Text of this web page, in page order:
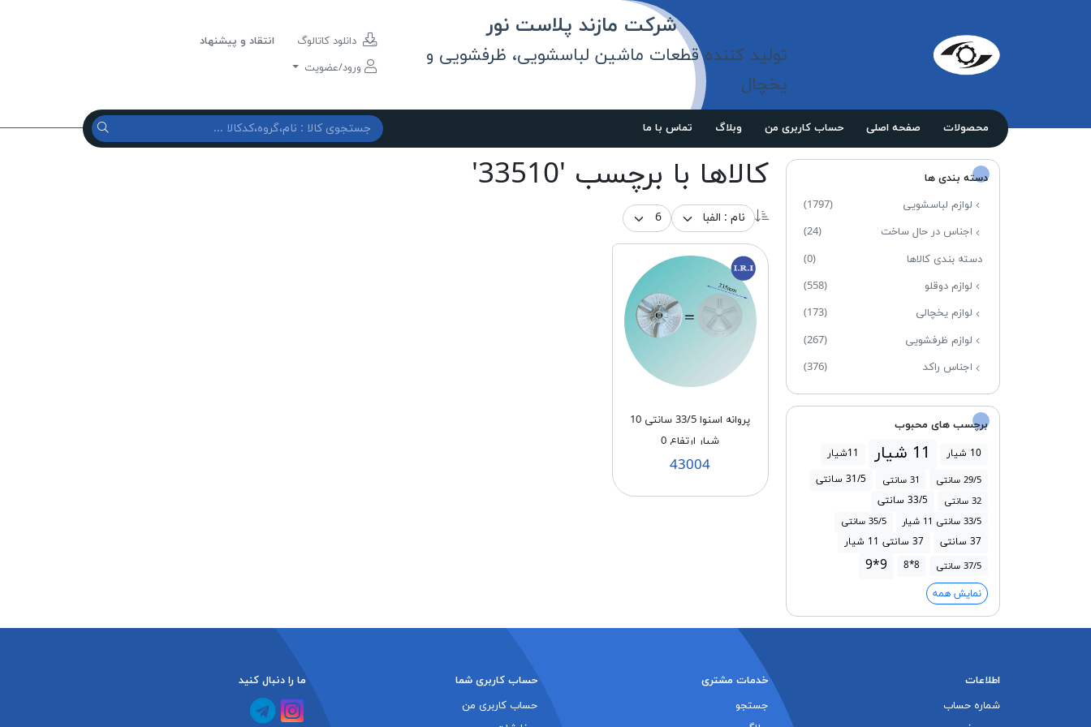
پلاست
شرکت مازند پلاست نور
تولید کننده قطعات ماشین لباسشویی، ظرفشویی و
یخچال
دانلود کاتالوگ
انتقاد و پیشنهاد
ورود/عضویت
محصولات صفحه اصلی حساب کاربری من وبلاگ تماس با ما
دسته بندی ها
لوازم لباسشویی
(1797)
اجناس در حال ساخت
(24)
دسته بندی کالاها
(0)
لوازم دوقلو
(558)
لوازم یخچالی
(173)
لوازم ظرفشویی
(267)
اجناس راکد
(376)
برچسب های محبوب
10 شیار 11 شیار 11شیار
29/5 سانتی 31 سانتی
31/5 سانتی
32 سانتی
33/5 سانتی
33/5 سانتی 11 شیار
35/5 سانتی
37 سانتی
37 سانتی 11 شیار
37/5 سانتی
8*8
9*9
نمایش همه
کالاها با برچسب '33510'
پروانه اسنوا 33/5 سانتی 10
شیار ارتفاع 0
43004
اطلاعات
شماره حساب
خدمات مشتری
جستجو
حساب کاربری شما
حساب کاربری من
ما را دنبال کنید
کانال آپارات
کانال تلگرام